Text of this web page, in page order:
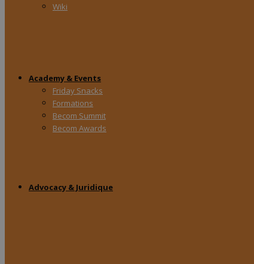
Wiki
Academy & Events
Friday Snacks
Formations
Becom Summit
Becom Awards
Advocacy & Juridique